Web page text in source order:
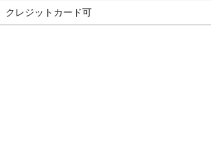
クレジットカード可